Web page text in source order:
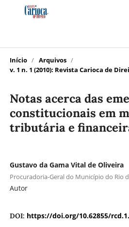
Início / Arquivos /
v. 1 n. 1 (2010): Revista Carioca de
Notas acerca das
constitucionais em
tributária e
Gustavo da Gama Vital de Oliveira
Procuradoria-Geral do Município do Rio
Autor
DOI: https://doi.org/10.62855/